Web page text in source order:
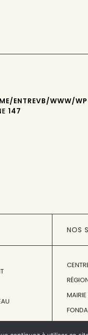
ENTREVB/WWW/
147
NOS